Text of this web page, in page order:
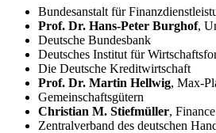
Bundesanstalt für
Prof. Dr. Hans-Peter Burghof,
Deutsche Bundesbank
Deutsches Institut für
Die Deutsche Kreditwirtschaft
Prof. Dr. Martin Hellwig, Max-
Gemeinschaftsgütern
Christian M. Stiefmüller,
Zentralverband des deutschen